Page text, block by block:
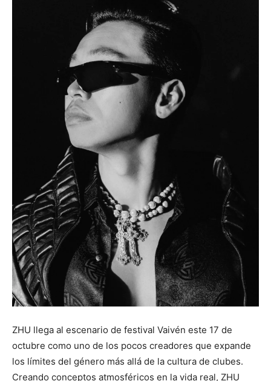
ZHU llega al escenario de festival Vaivén este 17 de
octubre como uno de los pocos creadores que expande
los límites del género más allá de la cultura de clubes.
Creando conceptos atmosféricos en la vida real, ZHU